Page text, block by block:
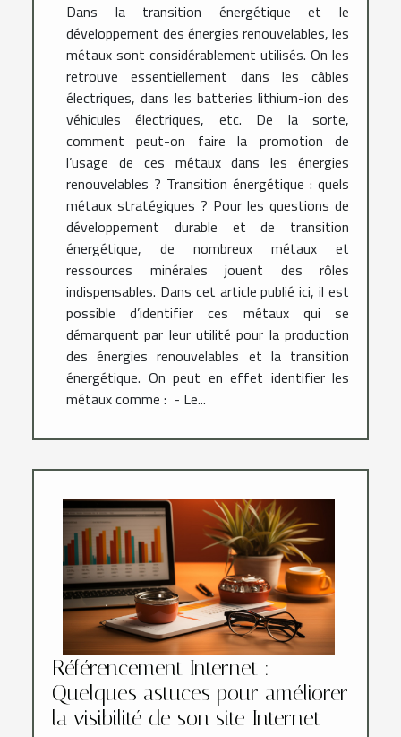
Dans la transition énergétique et le
développement des énergies renouvelables, les
métaux sont considérablement utilisés. On les
retrouve essentiellement dans les câbles
électriques, dans les batteries lithium-ion des
véhicules électriques, etc. De la sorte,
comment peut-on faire la promotion de
l’usage de ces métaux dans les énergies
renouvelables ? Transition énergétique : quels
métaux stratégiques ? Pour les questions de
développement durable et de transition
énergétique, de nombreux métaux et
ressources minérales jouent des rôles
indispensables. Dans cet article publié ici, il est
possible d’identifier ces métaux qui se
démarquent par leur utilité pour la production
des énergies renouvelables et la transition
énergétique. On peut en effet identifier les
métaux comme : - Le...
Référencement Internet :
Quelques astuces pour améliorer
la visibilité de son site Internet